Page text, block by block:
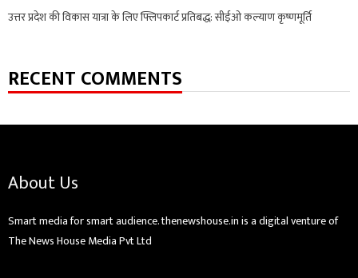
उत्तर प्रदेश की विकास यात्रा के लिए फ्लिपकार्ट प्रतिबद्ध: सीईओ कल्याण कृष्णमूर्ति
RECENT COMMENTS
About Us
Smart media for smart audience. thenewshouse.in is a digital venture of
The News House Media Pvt Ltd